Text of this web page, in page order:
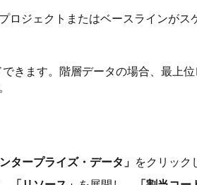
ジェクトまたはベースラインがス
きます。階層データの場合、最上
ンタープライズ・データ」 をクリック